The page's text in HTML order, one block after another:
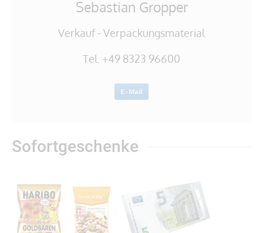
Sofortgeschenke
Sebastian Gropper
Verkauf - Verpackungsmaterial
Tel. +49 8323 96600
E-Mail